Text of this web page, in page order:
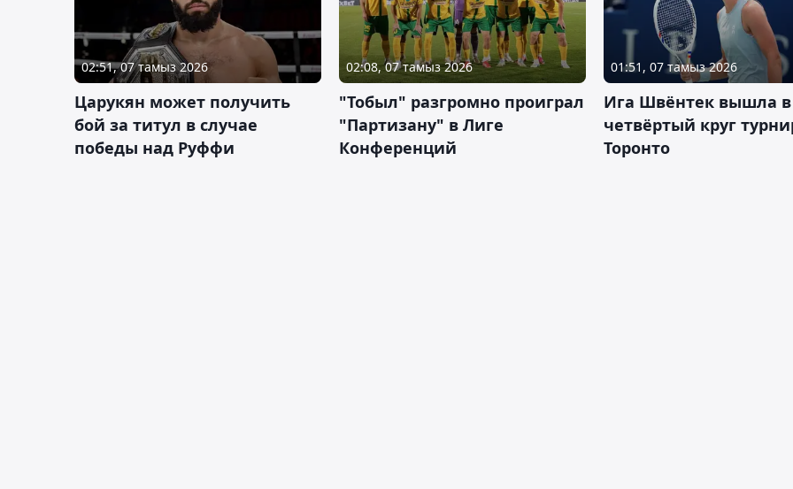
02:51, 07 тамыз 2026
Царукян может получить
бой за титул в случае
победы над Руффи
02:08, 07 тамыз 2026
"Тобыл" разгромно проиграл
"Партизану" в Лиге
Конференций
01:51, 07 тамыз 2026
Ига Швёнтек вышла в
четвёртый круг
Торонто